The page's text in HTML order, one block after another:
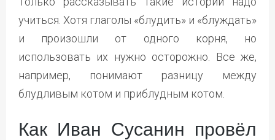
учиться. Хотя глаголы «блудить» и «блуждать»
и произошли от одного корня, но
использовать их нужно осторожно. Все же,
например, понимают разницу между
блудливым котом и приблудным котом.
Как Иван Сусанин провёл